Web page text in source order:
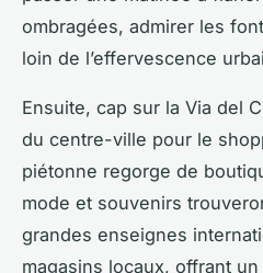
ombragées, admirer les
loin de l’effervescence
Ensuite, cap sur la Via del
du centre-ville pour le
piétonne regorge de
mode et souvenirs
grandes enseignes
magasins locaux, offrant